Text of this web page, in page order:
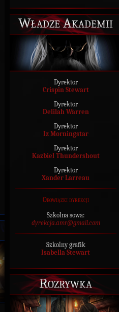
Władze Akademii
Dyrektor
Crispin Stewart
Dyrektor
Delilah Warren
Dyrektor
Iz Morningstar
Dyrektor
Kazbiel Thundershout
Dyrektor
Xander Larreau
Obowiązki dyrekcji
Szkolna sowa:
dyrekcja.amr@gmail.com
Szkolny grafik
Isabella Stewart
Rozrywka